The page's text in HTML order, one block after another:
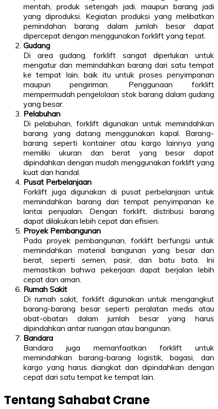
mentah, produk setengah jadi, maupun barang jadi
yang diproduksi. Kegiatan produksi yang melibatkan
pemindahan barang dalam jumlah besar dapat
dipercepat dengan menggunakan forklift yang tepat.
Gudang
Di area gudang, forklift sangat diperlukan untuk
mengatur dan memindahkan barang dari satu tempat
ke tempat lain, baik itu untuk proses penyimpanan
maupun pengiriman. Penggunaan forklift
mempermudah pengelolaan stok barang dalam gudang
yang besar.
Pelabuhan
Di pelabuhan, forklift digunakan untuk memindahkan
barang yang datang menggunakan kapal. Barang-
barang seperti kontainer atau kargo lainnya yang
memiliki ukuran dan berat yang besar dapat
dipindahkan dengan mudah menggunakan forklift yang
kuat dan handal.
Pusat Perbelanjaan
Forklift juga digunakan di pusat perbelanjaan untuk
memindahkan barang dari tempat penyimpanan ke
lantai penjualan. Dengan forklift, distribusi barang
dapat dilakukan lebih cepat dan efisien.
Proyek Pembangunan
Pada proyek pembangunan, forklift berfungsi untuk
memindahkan material bangunan yang besar dan
berat, seperti semen, pasir, dan batu bata. Ini
memastikan bahwa pekerjaan dapat berjalan lebih
cepat dan aman.
Rumah Sakit
Di rumah sakit, forklift digunakan untuk mengangkut
barang-barang besar seperti peralatan medis atau
obat-obatan dalam jumlah besar yang harus
dipindahkan antar ruangan atau bangunan.
Bandara
Bandara juga memanfaatkan forklift untuk
memindahkan barang-barang logistik, bagasi, dan
kargo yang harus diangkat dan dipindahkan dengan
cepat dari satu tempat ke tempat lain.
Tentang Sahabat Crane